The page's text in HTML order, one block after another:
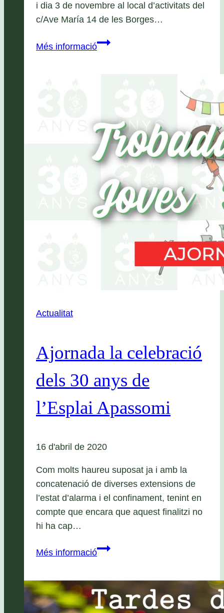
i dia 3 de novembre al local d’activitats del
c/Ave María 14 de les Borges…
Més informacióDissabtes
la
informació
Actualitat
Ajornada la celebració
dels 30 anys de
l’Esplai Apassomi
16 d'abril de 2020
Com molts haureu suposat ja i amb la
concatenació de diverses extensions de
l’estat d’alarma i el confinament, tenint en
compte que encara que aquest finalitzi no
hi ha cap…
Més informacióAjornada
dels
30